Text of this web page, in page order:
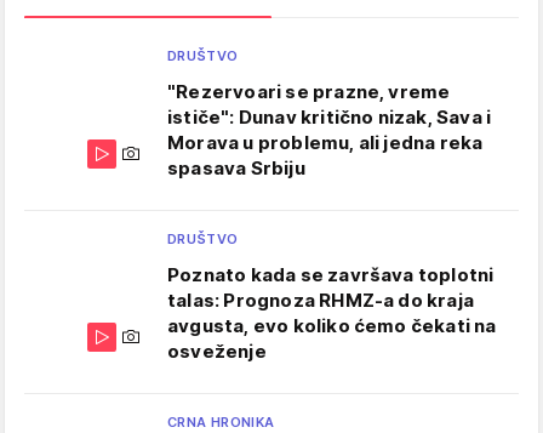
DRUŠTVO
"Rezervoari se prazne, vreme
ističe": Dunav kritično nizak, Sava i
Morava u problemu, ali jedna reka
spasava Srbiju
DRUŠTVO
Poznato kada se završava toplotni
talas: Prognoza RHMZ-a do kraja
avgusta, evo koliko ćemo čekati na
osveženje
CRNA HRONIKA